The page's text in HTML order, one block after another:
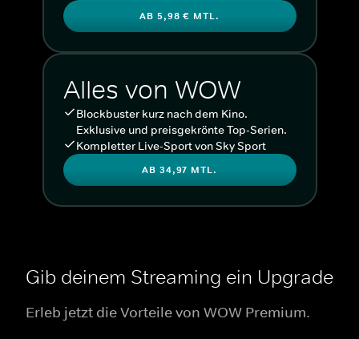
AB 5,98 € MTL.
Alles von WOW
Blockbuster kurz nach dem Kino.
Exklusive und preisgekrönte Top-Serien.
Kompletter Live-Sport von Sky Sport
AB 34,97 MTL.
Gib deinem Streaming ein Upgrade
Erleb jetzt die Vorteile von WOW Premium.